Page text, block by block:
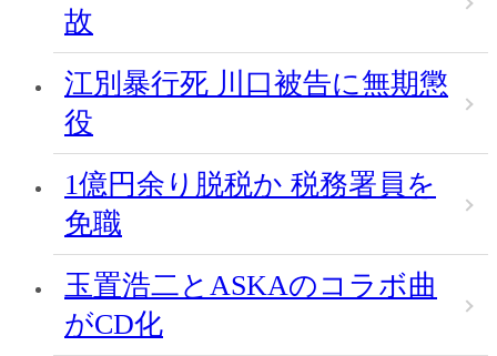
故
江別暴行死 川口被告に無期懲
役
1億円余り脱税か 税務署員を
免職
玉置浩二とASKAのコラボ曲
がCD化